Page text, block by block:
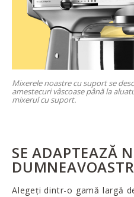
Mixerele noastre cu suport se
amestecuri vâscoase până la
mixerul cu suport.
SE ADAPTEAZĂ
Alegeți dintr-o gamă largă